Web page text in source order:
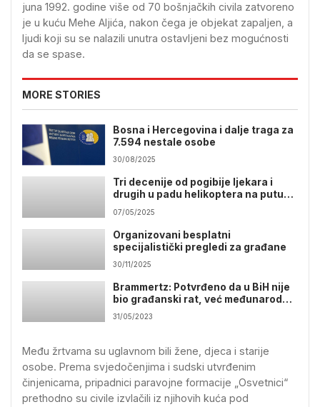
juna 1992. godine više od 70 bošnjačkih civila zatvoreno
je u kuću Mehe Aljića, nakon čega je objekat zapaljen, a
ljudi koji su se nalazili unutra ostavljeni bez mogućnosti
da se spase.
MORE STORIES
Bosna i Hercegovina i dalje traga za
7.594 nestale osobe
30/08/2025
Tri decenije od pogibije ljekara i
drugih u padu helikoptera na putu
ka Srebrenici
07/05/2025
Organizovani besplatni
specijalistički pregledi za građane
30/11/2025
Brammertz: Potvrđeno da u BiH nije
bio građanski rat, već međunarodni
sukob
31/05/2023
Među žrtvama su uglavnom bili žene, djeca i starije
osobe. Prema svjedočenjima i sudski utvrđenim
činjenicama, pripadnici paravojne formacije „Osvetnici“
prethodno su civile izvlačili iz njihovih kuća pod